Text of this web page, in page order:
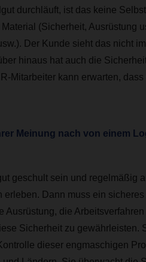
durchläuft, ist das keine
(Sicherheit, Ausrüstung
Der Kunde sieht das nicht
hinaus hat auch die
Mitarbeiter kann erwarten, dass
Meinung nach von einem
geschult sein und regelmäßig
Dann muss ein sicheres
Ausrüstung, die
Sicherheit zu gewährleisten.
dieser engmaschigen